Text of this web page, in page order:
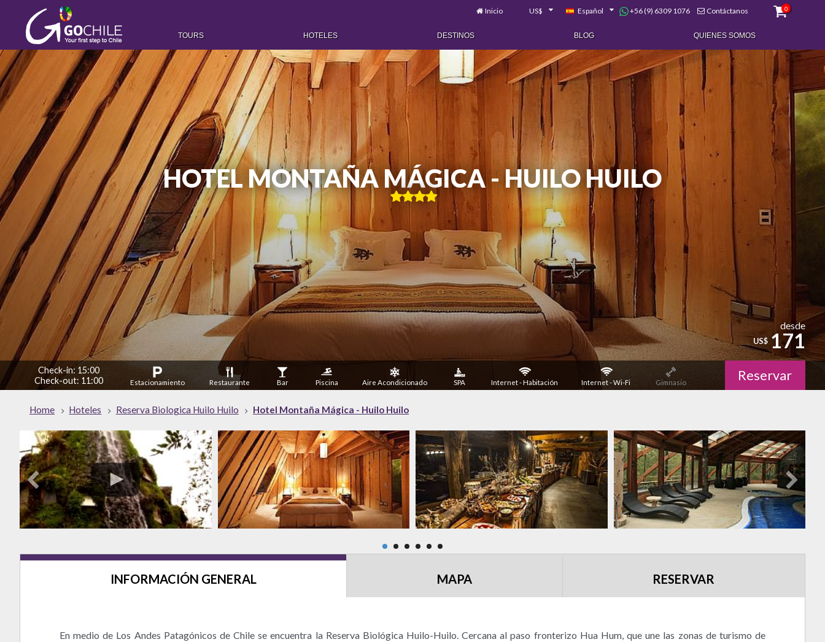
Inicio US$ Español +56 (9) 6309 1076 Contáctanos 0
TOURS HOTELES DESTINOS BLOG QUIENES SOMOS
HOTEL MONTAÑA MÁGICA - HUILO HUILO

desde
US$ 171
Check-in: 15:00
Check-out: 11:00
Estacionamiento Restaurante Bar Piscina Aire Acondicionado SPA Internet - Habitación Internet - Wi-Fi Gimnasio Reservar
Home Hoteles Reserva Biologica Huilo Huilo Hotel Montaña Mágica - Huilo Huilo
INFORMACIÓN GENERAL MAPA RESERVAR
En medio de Los Andes Patagónicos de Chile se encuentra la Reserva Biológica Huilo-Huilo. Cercana al paso fronterizo Hua Hum, que une las zonas de turismo de